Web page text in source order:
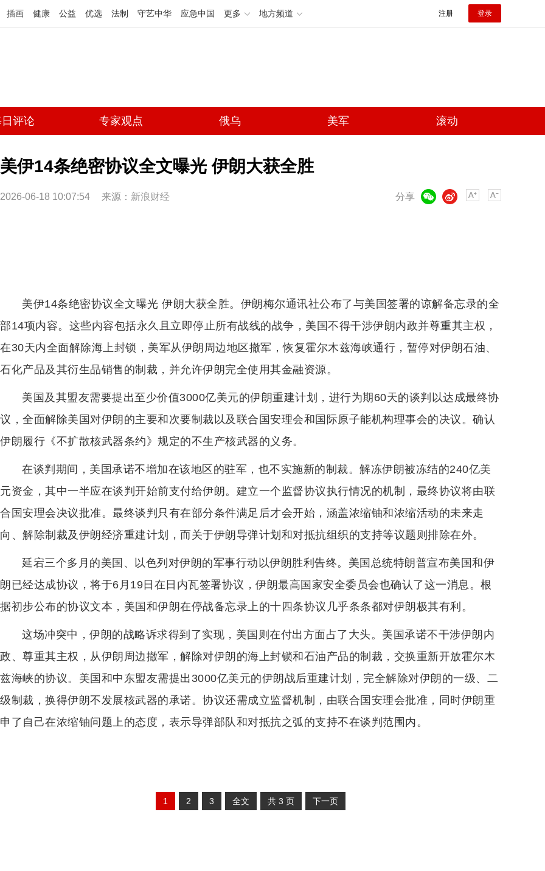
插画 健康 公益 优选 法制 守艺中华 应急中国 更多 地方频道 注册 登录
评论 专家观点 俄乌 美军 滚动
美伊14条绝密协议全文曝光 伊朗大获全胜
2026-06-18 10:07:54 来源： 新浪财经 分享
微博
美伊14条绝密协议全文曝光 伊朗大获全胜。伊朗梅尔通讯社公布了与美国签署的谅解备忘录的全
部14项内容。这些内容包括永久且立即停止所有战线的战争，美国不得干涉伊朗内政并尊重其主权，
在30天内全面解除海上封锁，美军从伊朗周边地区撤军，恢复霍尔木兹海峡通行，暂停对伊朗石油、
石化产品及其衍生品销售的制裁，并允许伊朗完全使用其金融资源。
美国及其盟友需要提出至少价值3000亿美元的伊朗重建计划，进行为期60天的谈判以达成最终协
议，全面解除美国对伊朗的主要和次要制裁以及联合国安理会和国际原子能机构理事会的决议。确认
伊朗履行《不扩散核武器条约》规定的不生产核武器的义务。
在谈判期间，美国承诺不增加在该地区的驻军，也不实施新的制裁。解冻伊朗被冻结的240亿美
元资金，其中一半应在谈判开始前支付给伊朗。建立一个监督协议执行情况的机制，最终协议将由联
合国安理会决议批准。最终谈判只有在部分条件满足后才会开始，涵盖浓缩铀和浓缩活动的未来走
向、解除制裁及伊朗经济重建计划，而关于伊朗导弹计划和对抵抗组织的支持等议题则排除在外。
延宕三个多月的美国、以色列对伊朗的军事行动以伊朗胜利告终。美国总统特朗普宣布美国和伊
朗已经达成协议，将于6月19日在日内瓦签署协议，伊朗最高国家安全委员会也确认了这一消息。根
据初步公布的协议文本，美国和伊朗在停战备忘录上的十四条协议几乎条条都对伊朗极其有利。
这场冲突中，伊朗的战略诉求得到了实现，美国则在付出方面占了大头。美国承诺不干涉伊朗内
政、尊重其主权，从伊朗周边撤军，解除对伊朗的海上封锁和石油产品的制裁，交换重新开放霍尔木
兹海峡的协议。美国和中东盟友需提出3000亿美元的伊朗战后重建计划，完全解除对伊朗的一级、二
级制裁，换得伊朗不发展核武器的承诺。协议还需成立监督机制，由联合国安理会批准，同时伊朗重
申了自己在浓缩铀问题上的态度，表示导弹部队和对抵抗之弧的支持不在谈判范围内。
1 2 3 全文 共 3 页 下一页